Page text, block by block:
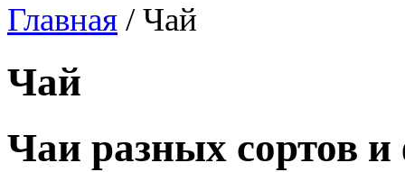
Главная /Чай
Чай
Чаи разных сортов и